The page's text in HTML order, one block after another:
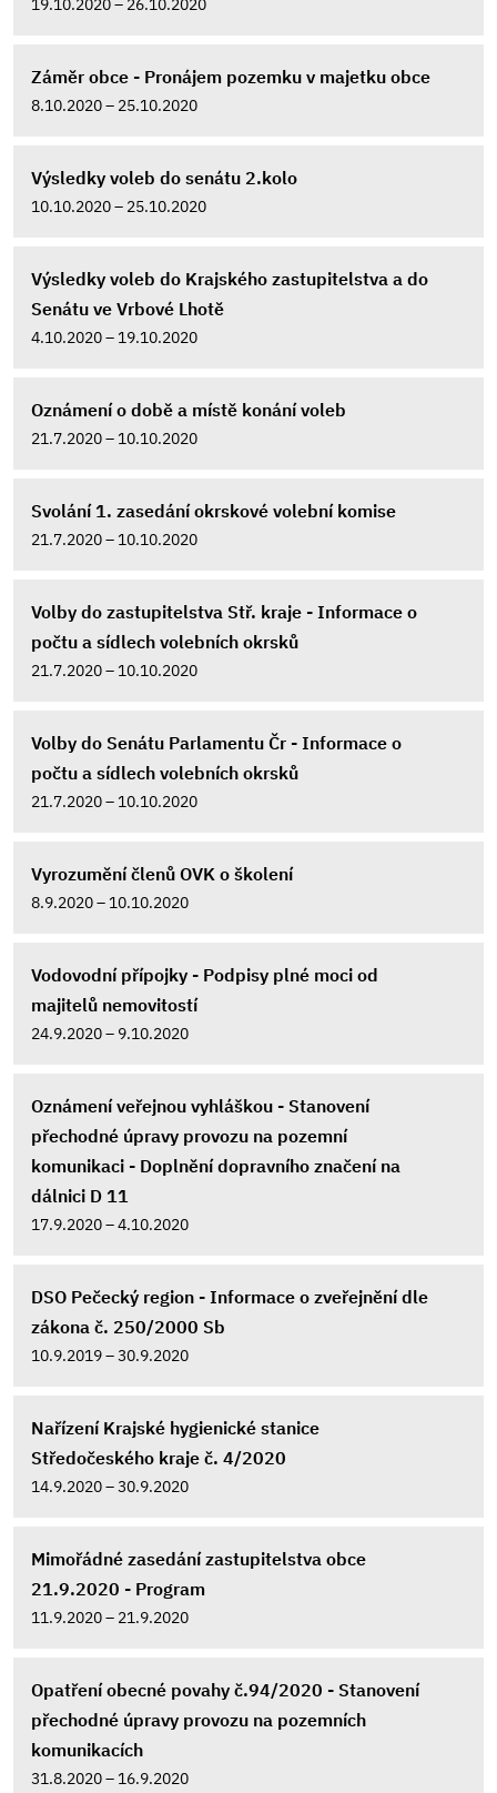
Záměr obce - Pronájem pozemku v majetku obce
8.10.2020 – 25.10.2020
Výsledky voleb do senátu 2.kolo
10.10.2020 – 25.10.2020
Výsledky voleb do Krajského zastupitelstva a do
Senátu ve Vrbové Lhotě
4.10.2020 – 19.10.2020
Oznámení o době a místě konání voleb
21.7.2020 – 10.10.2020
Svolání 1. zasedání okrskové volební komise
21.7.2020 – 10.10.2020
Volby do zastupitelstva Stř. kraje - Informace o
počtu a sídlech volebních okrsků
21.7.2020 – 10.10.2020
Volby do Senátu Parlamentu Čr - Informace o
počtu a sídlech volebních okrsků
21.7.2020 – 10.10.2020
Vyrozumění členů OVK o školení
8.9.2020 – 10.10.2020
Vodovodní přípojky - Podpisy plné moci od
majitelů nemovitostí
24.9.2020 – 9.10.2020
Oznámení veřejnou vyhláškou - Stanovení
přechodné úpravy provozu na pozemní
komunikaci - Doplnění dopravního značení na
dálnici D 11
17.9.2020 – 4.10.2020
DSO Pečecký region - Informace o zveřejnění dle
zákona č. 250/2000 Sb
10.9.2019 – 30.9.2020
Nařízení Krajské hygienické stanice
Středočeského kraje č. 4/2020
14.9.2020 – 30.9.2020
Mimořádné zasedání zastupitelstva obce
21.9.2020 - Program
11.9.2020 – 21.9.2020
Opatření obecné povahy č.94/2020 - Stanovení
přechodné úpravy provozu na pozemních
komunikacích
31.8.2020 – 16.9.2020